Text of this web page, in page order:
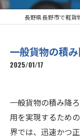
一般貨物の積
2025/01/17
一般貨物の積み降
用を実現するため
界では、迅速かつ